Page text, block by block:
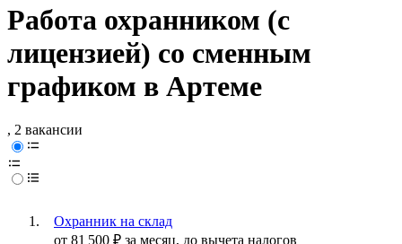
Работа охранником (с
лицензией) со сменным
графиком в Артеме
, 2 вакансии
Охранник на склад
от 81 500 ₽ за месяц, до вычета налогов